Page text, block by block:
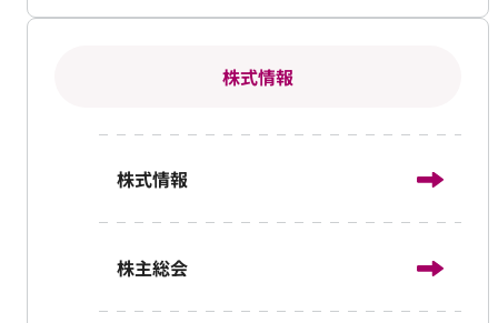
株式情報
株式情報
株主総会